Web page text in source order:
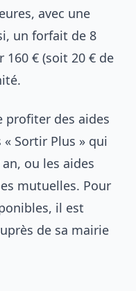
avec une
un forfait de 8
€ (soit 20 € de
profiter des aides
Sortir Plus » qui
ou les aides
mutuelles. Pour
il est
de sa mairie